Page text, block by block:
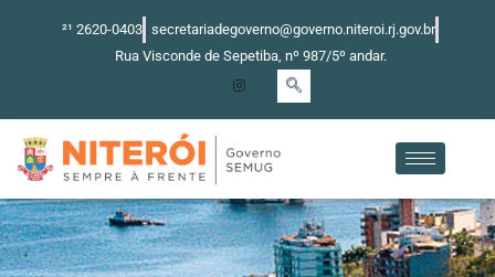
²¹ 2620-0403 secretariadegoverno@governo.niteroi.rj.gov.br
Rua Visconde de Sepetiba, nº 987/5º andar.